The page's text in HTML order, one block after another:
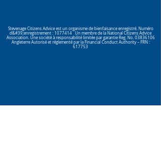
Stevenage Citizens Advice est un organisme de bienfaisance enregistré. Numéro
d&#39;enregistrement : 1077414 Un membre de la National Citizens Advice
Association. Une société à responsabilité limitée par garantie Reg. No. 03836106
Angleterre Autorisé et réglementé par la Financial Conduct Authority – FRN :
617753